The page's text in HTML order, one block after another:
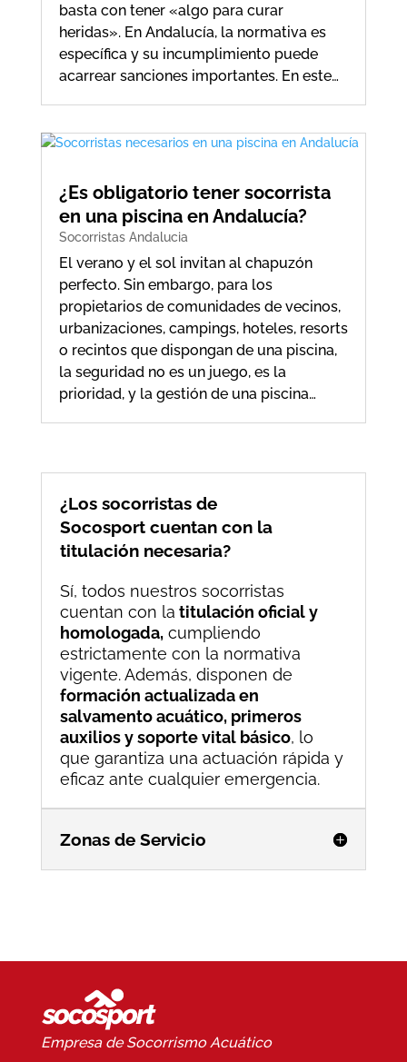
basta con tener «algo para curar
heridas». En Andalucía, la normativa es
específica y su incumplimiento puede
acarrear sanciones importantes. En este…
¿Es obligatorio tener socorrista
en una piscina en Andalucía?
Socorristas Andalucia
El verano y el sol invitan al chapuzón
perfecto. Sin embargo, para los
propietarios de comunidades de vecinos,
urbanizaciones, campings, hoteles, resorts
o recintos que dispongan de una piscina,
la seguridad no es un juego, es la
prioridad, y la gestión de una piscina…
¿Los socorristas de
Socosport cuentan con la
titulación necesaria?
Sí, todos nuestros socorristas
cuentan con la titulación oficial y
homologada,cumpliendo
estrictamente con la normativa
vigente. Además, disponen de
formación actualizada en
salvamento acuático, primeros
auxilios y soporte vital básico, lo
que garantiza una actuación rápida y
eficaz ante cualquier emergencia.
Zonas de Servicio
Empresa de SocorrismoAcuático